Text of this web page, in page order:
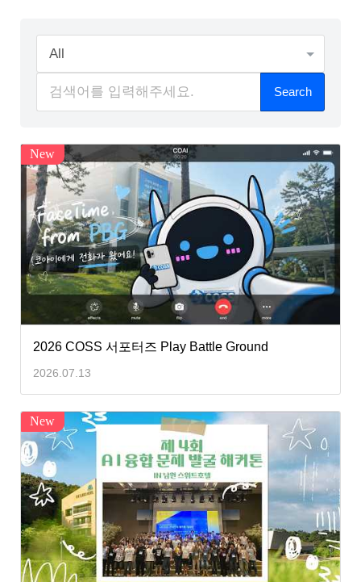
All
Search
New
2026 COSS 서포터즈 Play Battle Ground
2026.07.13
New